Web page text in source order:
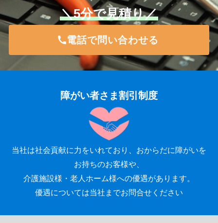
＼5分で見積り／
電話で問い合わせる
障がい者さま割引制度
当社は社会貢献に力をいれており、おからだに障がいを
お持ちのお客様や、
介護施設様・老人ホーム様への優遇があります。
優遇については当社までお問合せください